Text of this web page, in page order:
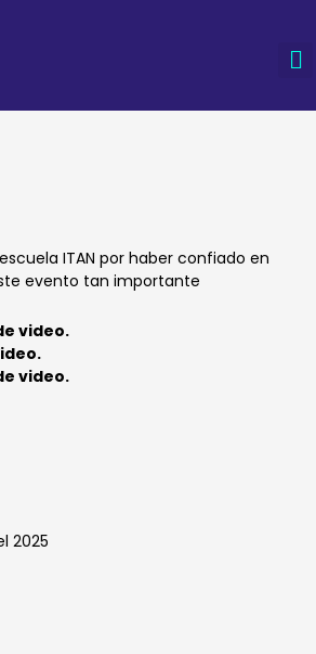
ITAN por haber confiado en
evento tan importante
video.
video.
2025